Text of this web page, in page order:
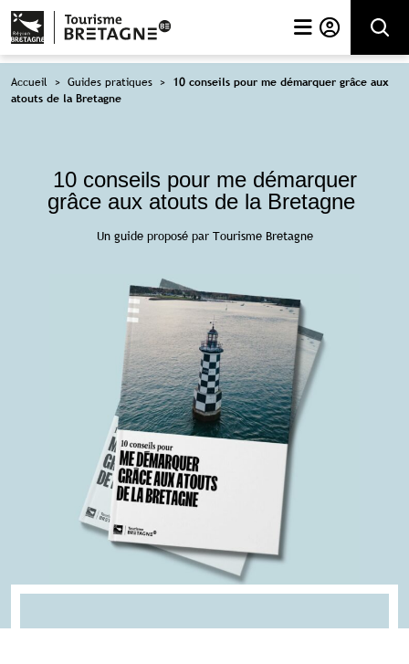
Rechercher
Accueil > Guides pratiques >
10 conseils pour me démarquer grâce aux
atouts de la Bretagne
10 conseils pour me démarquer
grâce aux atouts de la Bretagne
Un guide proposé par Tourisme Bretagne